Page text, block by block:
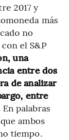
2017 y
más
no
el S&P
una
entre dos
de analizar
entre
En palabras
ambos
tiempo.